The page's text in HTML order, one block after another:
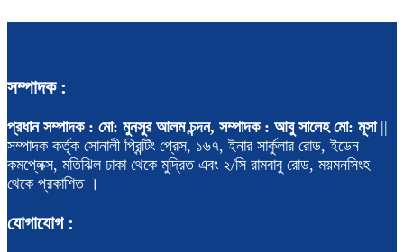
সম্পাদক :
প্রধান সম্পাদক : মো: মুনসুর আলম চন্দন, সম্পাদক : আবু সালেহ মো: মূসা||
সম্পাদক কর্তৃক সোনালী প্রিন্টিং প্রেস, ১৬৭, ইনার সার্কুলার রোড, ইডেন
কমপ্লেক্স, মতিঝিল ঢাকা থেকে মুদ্রিত এবং ২/সি রামবাবু রোড, ময়মনসিংহ
থেকে প্রকাশিত ।
যোগাযোগ :